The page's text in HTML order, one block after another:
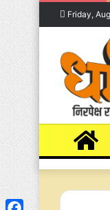
Friday,